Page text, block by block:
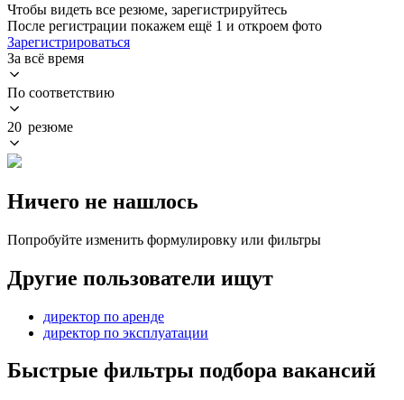
Чтобы видеть все резюме, зарегистрируйтесь
После регистрации покажем ещё 1 и откроем фото
Зарегистрироваться
За всё время
По соответствию
20 резюме
Ничего не нашлось
Попробуйте изменить формулировку или фильтры
Другие пользователи ищут
директор по аренде
директор по эксплуатации
Быстрые фильтры подбора вакансий